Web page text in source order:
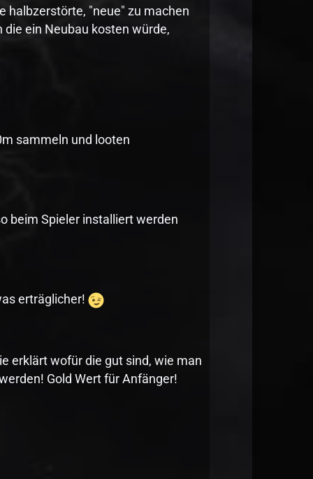
halbzerstörte, "neue" zu machen
ein Neubau kosten würde,
sammeln und looten
beim Spieler installiert werden
erträglicher!
erklärt wofür die gut sind, wie man
Gold Wert für Anfänger!